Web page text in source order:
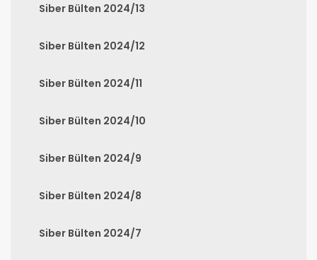
Siber Bülten 2024/13
Siber Bülten 2024/12
Siber Bülten 2024/11
Siber Bülten 2024/10
Siber Bülten 2024/9
Siber Bülten 2024/8
Siber Bülten 2024/7